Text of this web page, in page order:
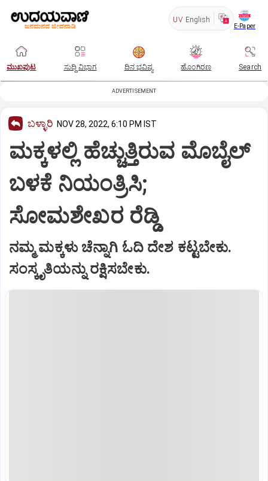
UV English
E-Paper
ಮುಖಪುಟ ಸುದ್ದಿ ವಿಭಾಗ ದಿನ ಭವಿಷ್ಯ ಹೊಂಗಿರಣ Search
ADVERTISEMENT
ಬಳ್ಳಾರಿ NOV 28, 2022, 6:10 PM IST
ಮಕ್ಕಳಲ್ಲಿ ಹೆಚ್ಚುತ್ತಿರುವ ಮೊಬೈಲ್‌
ಬಳಕೆ ನಿಯಂತ್ರಿಸಿ;
ಸೋಮಶೇಖರ ರೆಡ್ಡಿ
ನಮ್ಮ ಮಕ್ಕಳು ಚೆನ್ನಾಗಿ ಓದಿ ದೇಶ ಕಟ್ಟಬೇಕು.
ಸಂಸ್ಕೃತಿಯನ್ನು ರಕ್ಷಿಸಬೇಕು.